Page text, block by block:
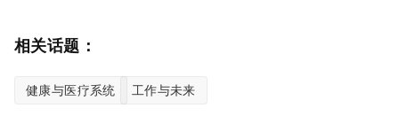
相关话题：
健康与医疗系统 工作与未来